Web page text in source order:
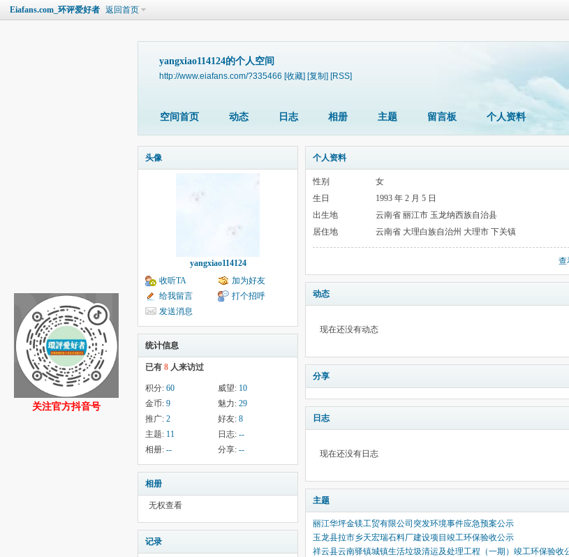
Eiafans.com_环评爱好者 返回首页
yangxiao114124的个人空间
http://www.eiafans.com/?335466 [收藏] [复制] [RSS]
空间首页 动态 日志 相册 主题 留言板 个人资料
头像
yangxiao114124
收听TA
加为好友
给我留言
打个招呼
发送消息
统计信息
已有 8 人来访过
积分: 60 威望: 10
金币: 9 魅力: 29
推广: 2 好友: 8
主题: 11 日志: --
相册: -- 分享: --
相册
无权查看
记录
个人资料
性别
女
生日
1993 年 2 月 5 日
出生地
云南省 丽江市 玉龙纳西族自治县
居住地
云南省 大理白族自治州 大理市 下关镇
查
动态
现在还没有动态
分享
日志
现在还没有日志
主题
丽江华坪金镁工贸有限公司突发环境事件应急预案公示
玉龙县拉市乡天宏瑞石料厂建设项目竣工环保验收公示
祥云县云南驿镇城镇生活垃圾清运及处理工程（一期）竣工环保验收
关注官方抖音号